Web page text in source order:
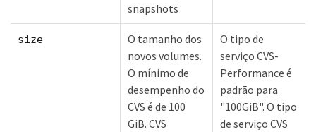
snapshots
size
O tamanho dos
novos volumes.
O mínimo de
desempenho do
CVS é de 100
GiB. CVS
O tipo de
serviço CVS-
Performance é
padrão para
"100GiB". O tipo
de serviço CVS